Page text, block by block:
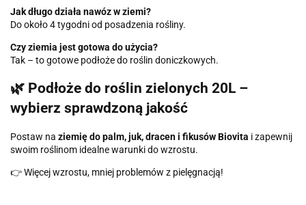
Jak długo działa nawóz w ziemi?
Do około 4 tygodni od posadzenia rośliny.
Czy ziemia jest gotowa do użycia?
Tak – to gotowe podłoże do roślin doniczkowych.
🌿 Podłoże do roślin zielonych 20L –
wybierz sprawdzoną jakość
Postaw na ziemię do palm, juk, dracen i fikusów Biovita i zapewnij
swoim roślinom idealne warunki do wzrostu.
👉 Więcej wzrostu, mniej problemów z pielęgnacją!